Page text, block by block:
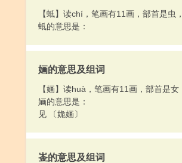
【蚳】读chí，笔画有11画，部首是虫
蚳的意思是：
婳的意思及组词
【婳】读huà，笔画有11画，部首是女
婳的意思是：
见 〔姽婳〕
崟的意思及组词